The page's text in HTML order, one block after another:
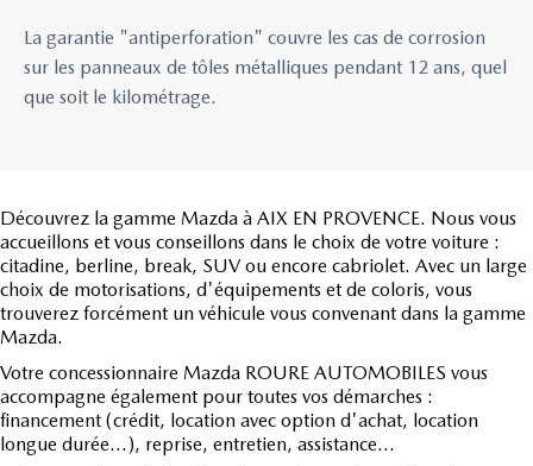
La garantie "antiperforation" couvre les cas de corrosion
sur les panneaux de tôles métalliques pendant 12 ans, quel
que soit le kilométrage.
Découvrez la gamme Mazda à AIX EN PROVENCE. Nous vous
accueillons et vous conseillons dans le choix de votre voiture :
citadine, berline, break, SUV ou encore cabriolet. Avec un large
choix de motorisations, d'équipements et de coloris, vous
trouverez forcément un véhicule vous convenant dans la gamme
Mazda.
Votre concessionnaire Mazda ROURE AUTOMOBILES vous
accompagne également pour toutes vos démarches :
financement (crédit, location avec option d'achat, location
longue durée...), reprise, entretien, assistance...